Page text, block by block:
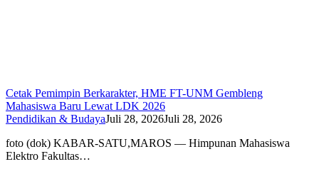
Cetak Pemimpin Berkarakter, HME FT-UNM Gembleng
Mahasiswa Baru Lewat LDK 2026
Pendidikan & BudayaJuli 28, 2026Juli 28, 2026
foto (dok) KABAR-SATU,MAROS — Himpunan Mahasiswa
Elektro Fakultas…